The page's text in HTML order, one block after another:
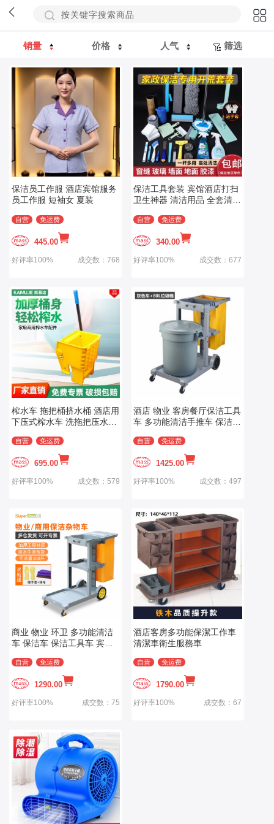
销量 价格 人气 筛选
保洁员工作服 酒店宾馆服务
员工作服 短袖女 夏装
自营 免运费
445.00
好评率100% 成交数：768
保洁工具套装 宾馆酒店打扫
卫生神器 清洁用品 全套清理
自营 免运费
340.00
好评率100% 成交数：677
榨水车 拖把桶挤水桶 酒店用
下压式榨水车 洗拖把压水墩
自营 免运费
695.00
好评率100% 成交数：579
酒店 物业 客房餐厅保洁工具
车 多功能清洁手推车 保洁车
自营 免运费
1425.00
好评率100% 成交数：497
商业 物业 环卫 多功能清洁
车 保洁车 保洁工具车 宾馆
商用清洁车
自营 免运费
1290.00
好评率100% 成交数：75
酒店客房多功能保潔工作車
清潔車衛生服務車
自营 免运费
1790.00
好评率100% 成交数：67